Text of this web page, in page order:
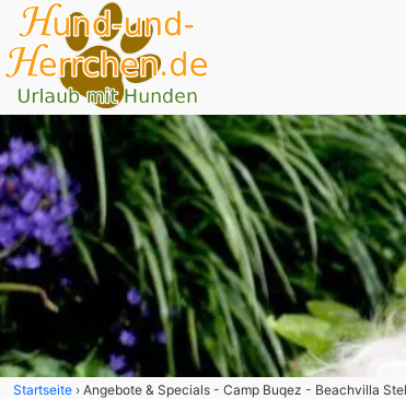
Startseite Angebote & Specials - Camp Buqez - Beachvilla